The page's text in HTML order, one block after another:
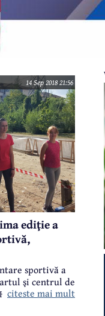
14 Sep 2018 21:56
ediţie a
sportivă a
şi centrul de
citeste mai mult